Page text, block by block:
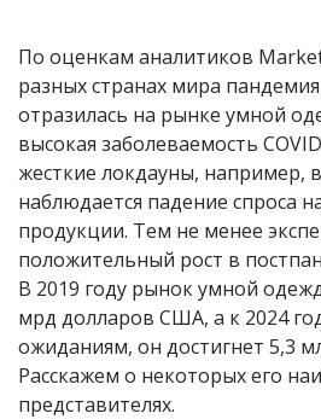
По оценкам аналитиков
разных странах мира
отразилась на рынке умной
высокая заболеваемость
жесткие локдауны, например,
наблюдается падение спроса
продукции. Тем не менее
положительный рост в
В 2019 году рынок умной
мрд долларов США, а к 2024
ожиданиям, он достигнет 5,3
Расскажем о некоторых его
представителях.